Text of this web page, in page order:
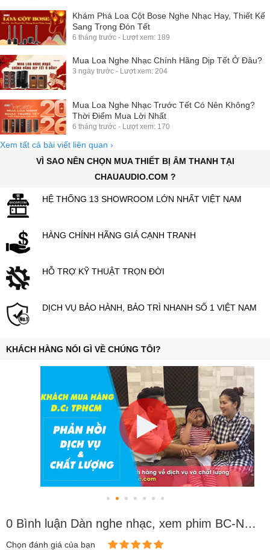
Khám Phá Loa Cột Bose Nghe Nhạc Hay, Thiết Kế
Sang Trọng Đón Tết
6 tháng trước - Lượt xem: 189
Mua Loa Nghe Nhạc Chính Hãng Dịp Tết Ở Đâu?
3 ngày trước - Lượt xem: 204
Mua Loa Nghe Nhạc Trước Tết Có Nên Không?
Thời Điểm Mua Lời Nhất
6 tháng trước - Lượt xem: 170
Xem tất cả bài viết liên quan ›
VÌ SAO NÊN CHỌN MUA THIẾT BỊ ÂM THANH TẠI
CHAUAUDIO.COM ?
HỆ THỐNG 13 SHOWROOM LỚN NHẤT VIỆT NAM
HÀNG CHÍNH HÃNG GIÁ CẠNH TRANH
HỖ TRỢ KỸ THUẬT TRỌN ĐỜI
DỊCH VỤ BẢO HÀNH, BẢO TRÌ NHANH SỐ 1 VIỆT NAM
KHÁCH HÀNG NÓI GÌ VỀ CHÚNG TÔI?
0 Bình luận Dàn nghe nhạc, xem phim BC-NNXP02 (S>20m2)
Chọn đánh giá của bạn